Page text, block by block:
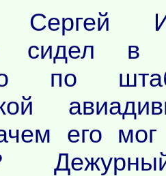
Сергей
сидел в
по
его мог
Дежурный